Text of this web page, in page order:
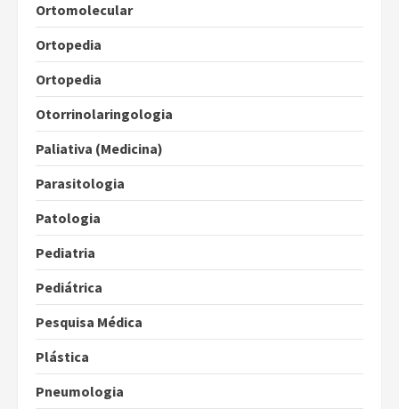
Ortomolecular
Ortopedia
Ortopedia
Otorrinolaringologia
Paliativa (Medicina)
Parasitologia
Patologia
Pediatria
Pediátrica
Pesquisa Médica
Plástica
Pneumologia